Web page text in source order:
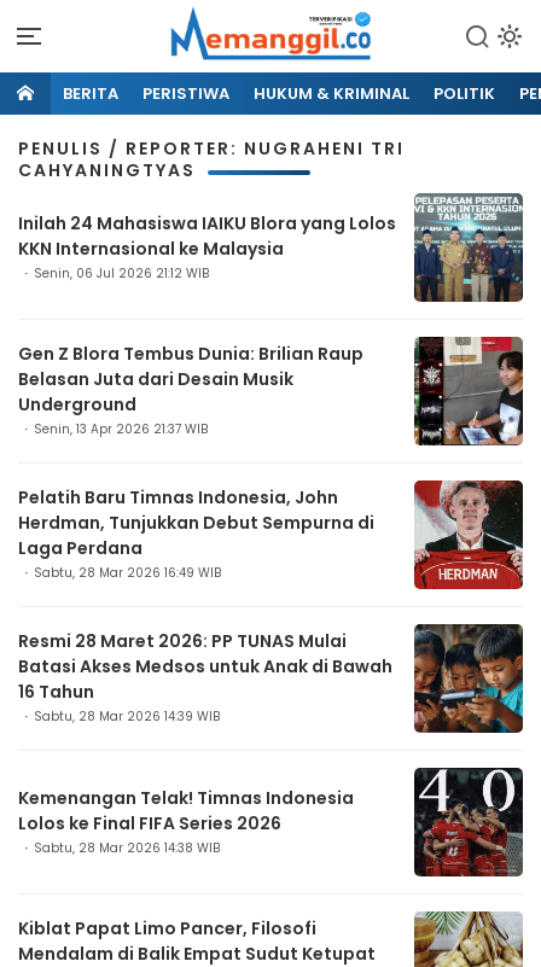
BERITA PERISTIWA HUKUM & KRIMINAL POLITIK
PENULIS / REPORTER: NUGRAHENI TRI
CAHYANINGTYAS
Inilah 24 Mahasiswa IAIKU Blora yang Lolos
KKN Internasional ke Malaysia
Senin, 06 Jul 2026 21:12 WIB
Gen Z Blora Tembus Dunia: Brilian Raup
Belasan Juta dari Desain Musik
Underground
Senin, 13 Apr 2026 21:37 WIB
Pelatih Baru Timnas Indonesia, John
Herdman, Tunjukkan Debut Sempurna di
Laga Perdana
Sabtu, 28 Mar 2026 16:49 WIB
Resmi 28 Maret 2026: PP TUNAS Mulai
Batasi Akses Medsos untuk Anak di Bawah
16 Tahun
Sabtu, 28 Mar 2026 14:39 WIB
Kemenangan Telak! Timnas Indonesia
Lolos ke Final FIFA Series 2026
Sabtu, 28 Mar 2026 14:38 WIB
Kiblat Papat Limo Pancer, Filosofi
Mendalam di Balik Empat Sudut Ketupat